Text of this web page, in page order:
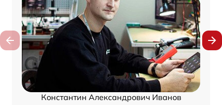
Константин Александрович Иванов